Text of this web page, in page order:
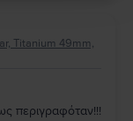
Titanium 49mm,
περιγραφόταν!!!